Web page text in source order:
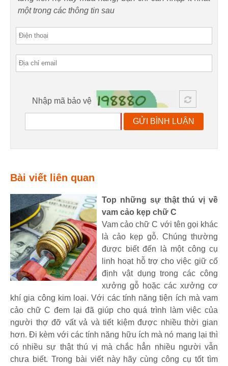
một trong các thông tin sau
Nhập mã bảo vệ
GỬI BÌNH LUẬN
Bài viết liên quan
Top những sự thật thú vị về
vam cảo kẹp chữ C
Vam cảo chữ C với tên gọi khác
là cảo kẹp gỗ. Chúng thường
được biết đến là một công cụ
linh hoạt hỗ trợ cho việc giữ cố
định vật dụng trong các công
xưởng gỗ hoặc các xưởng cơ
khí gia công kim loại. Với các tính năng tiện ích mà vam
cảo chữ C đem lại đã giúp cho quá trình làm việc của
người thợ đỡ vất vả và tiết kiệm được nhiều thời gian
hơn. Đi kèm với các tính năng hữu ích mà nó mang lại thì
có nhiều sự thật thú vị mà chắc hẳn nhiều người vẫn
chưa biết. Trong bài viết này hãy cùng công cụ tốt tìm